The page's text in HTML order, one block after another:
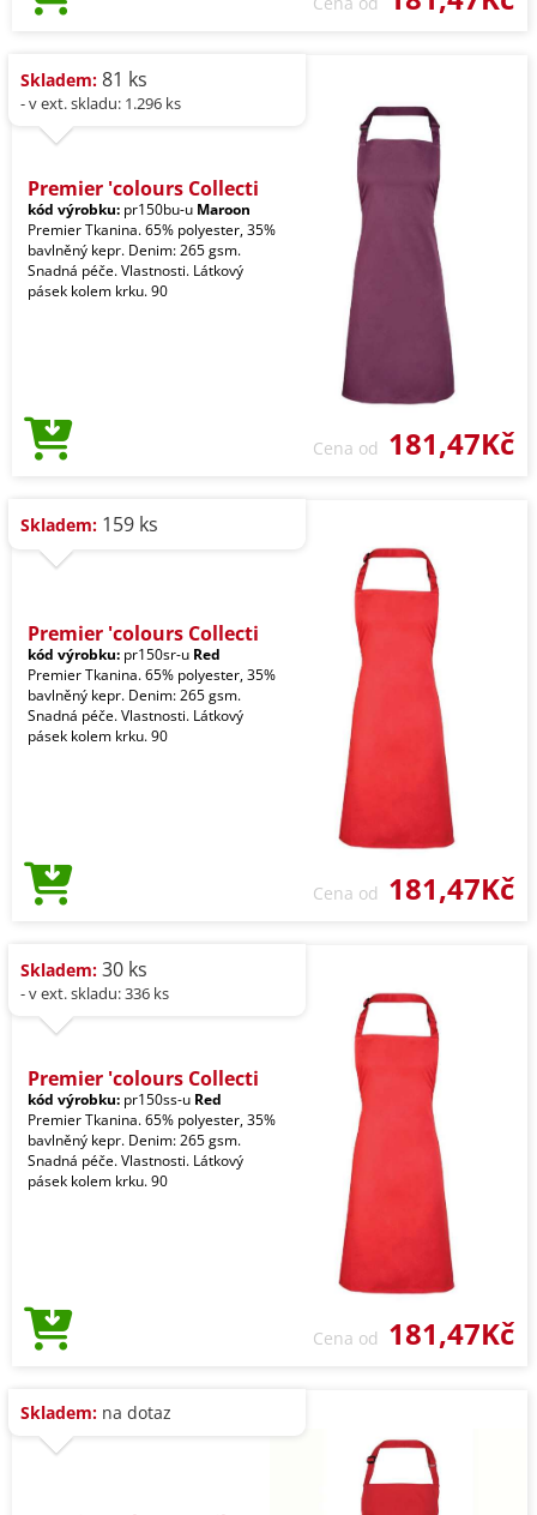
Skladem: 81 ks
- v ext. skladu: 1.296 ks
Premier 'colours Collecti
kód výrobku: pr150bu-u Maroon
Premier Tkanina. 65% polyester, 35%
bavlněný kepr. Denim: 265 gsm.
Snadná péče. Vlastnosti. Látkový
pásek kolem krku. 90
Cena od 181,47Kč
Skladem: 159 ks
Premier 'colours Collecti
kód výrobku: pr150sr-u Red
Premier Tkanina. 65% polyester, 35%
bavlněný kepr. Denim: 265 gsm.
Snadná péče. Vlastnosti. Látkový
pásek kolem krku. 90
Cena od 181,47Kč
Skladem: 30 ks
- v ext. skladu: 336 ks
Premier 'colours Collecti
kód výrobku: pr150ss-u Red
Premier Tkanina. 65% polyester, 35%
bavlněný kepr. Denim: 265 gsm.
Snadná péče. Vlastnosti. Látkový
pásek kolem krku. 90
Cena od 181,47Kč
Skladem: na dotaz